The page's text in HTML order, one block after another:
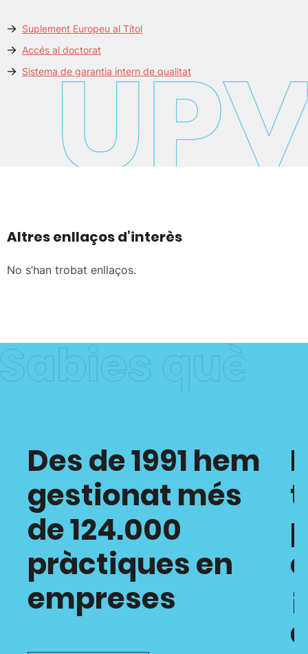
Suplement Europeu al Títol
Accés al doctorat
Sistema de garantia intern de qualitat
Altres enllaços d’interès
No s’han trobat enllaços.
Des de 1991 hem
gestionat més
de 124.000
pràctiques en
empreses